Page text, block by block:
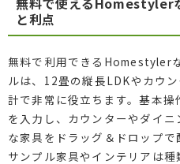
と利点
無料で利用できるHomestyler
ルは、12畳の縦長LDKやカウ
計で非常に役立ちます。基本
を入力し、カウンターやダイ
な家具をドラッグ＆ドロップ
サンプル家具やインテリアは